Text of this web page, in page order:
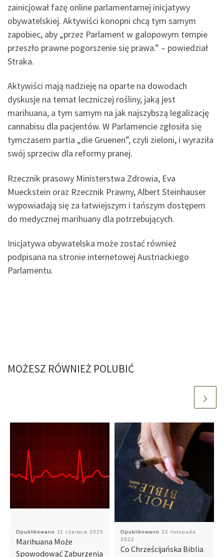
zainicjował fazę online parlamentarnej inicjatywy
obywatelskiej. Aktywiści konopni chcą tym samym
zapobiec, aby „przez Parlament w galopowym tempie
przeszło prawne pogorszenie się prawa.” – powiedział
Straka.
Aktywiści mają nadzieję na oparte na dowodach
dyskusje na temat leczniczej rośliny, jaką jest
marihuana, a tym samym na jak najszybszą legalizację
cannabisu dla pacjentów. W Parlamencie zgłosiła się
tymczasem partia „die Gruenen”, czyli zieloni, i wyraziła
swój sprzeciw dla reformy pranej.
Rzecznik prasowy Ministerstwa Zdrowia, Eva
Mueckstein oraz Rzecznik Prawny, Albert Steinhauser
wypowiadają się za łatwiejszym i tańszym dostępem
do medycznej marihuany dla potrzebujących.
Inicjatywa obywatelska może zostać również
podpisana na stronie internetowej Austriackiego
Parlamentu.
MOŻESZ RÓWNIEŻ POLUBIĆ
Opublikowano 11 czerwca 2025
Marihuana Może
Spowodować Zaburzenia
Opublikowano 22 listopada
2022
Co Chrześcijańska Biblia